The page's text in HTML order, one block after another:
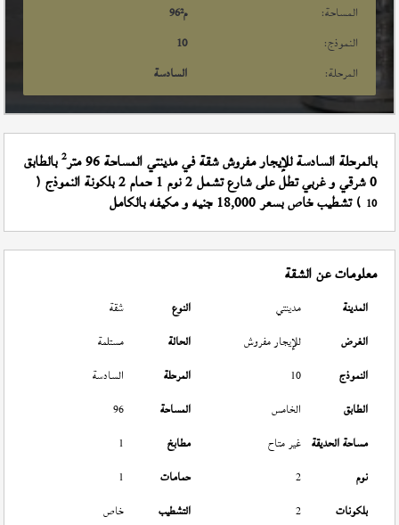
المساحة:
96م²
النموذج:
10
المرحلة:
السادسة
بالمرحلة السادسة للإيجار مفروش شقة في مدينتي المساحة 96 متر 2بالطابق
0 شرقي و غربي تطل على شارع تشمل 2 نوم 1 حمام 2 بلكونة النموذج (
10 ) تشطيب خاص بسعر 18,000 جنيه و مكيفه بالكامل
معلومات عن الشقة
المدينة مدينتي النوع
شقة
الغرض
للإيجار مفروش الحالة
مستلمة
النموذج
10 المرحلة
السادسة
الطابق
الخامس المساحة
96
مساحة الحديقة غير متاح مطابخ
1
نوم
2 حمامات
1
بلكونات
2 التشطيب
خاص